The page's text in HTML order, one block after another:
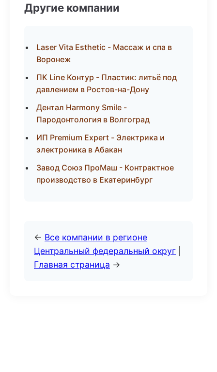
Другие компании
Laser Vita Esthetic - Массаж и спа в
Воронеж
ПК Line Контур - Пластик: литьё под
давлением в Ростов-на-Дону
Дентал Harmony Smile -
Пародонтология в Волгоград
ИП Premium Expert - Электрика и
электроника в Абакан
Завод Союз ПроМаш - Контрактное
производство в Екатеринбург
← Все компании в регионе
Центральный федеральный округ
Главная страница →